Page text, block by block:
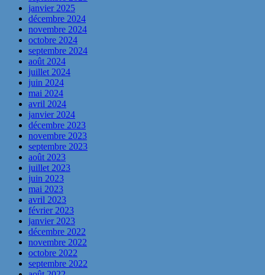
janvier 2025
décembre 2024
novembre 2024
octobre 2024
septembre 2024
août 2024
juillet 2024
juin 2024
mai 2024
avril 2024
janvier 2024
décembre 2023
novembre 2023
septembre 2023
août 2023
juillet 2023
juin 2023
mai 2023
avril 2023
février 2023
janvier 2023
décembre 2022
novembre 2022
octobre 2022
septembre 2022